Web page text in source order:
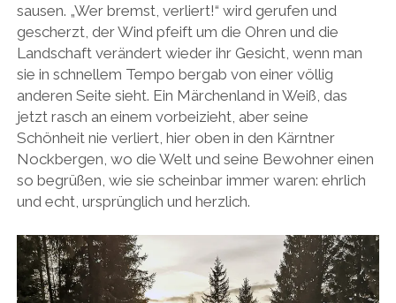
sausen. „Wer bremst, verliert!“ wird gerufen und
gescherzt, der Wind pfeift um die Ohren und die
Landschaft verändert wieder ihr Gesicht, wenn man
sie in schnellem Tempo bergab von einer völlig
anderen Seite sieht. Ein Märchenland in Weiß, das
jetzt rasch an einem vorbeizieht, aber seine
Schönheit nie verliert, hier oben in den Kärntner
Nockbergen, wo die Welt und seine Bewohner einen
so begrüßen, wie sie scheinbar immer waren: ehrlich
und echt, ursprünglich und herzlich.